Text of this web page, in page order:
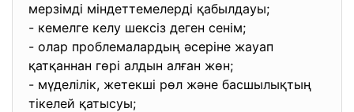
мерзімді міндеттемелерді қабылдауы;
- кемелге келу шексіз деген сенім;
- олар проблемалардың әсеріне жауап
қатқаннан гөрі алдын алған жөн;
- мүделілік, жетекші рөл және басшылықтың
тікелей қатысуы;